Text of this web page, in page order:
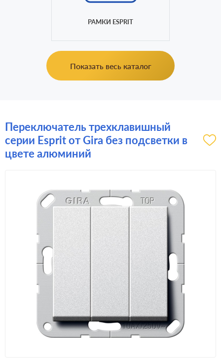
РАМКИ ESPRIT
Показать весь каталог
Переключатель трехклавишный
серии Esprit от Gira без подсветки в
цвете алюминий